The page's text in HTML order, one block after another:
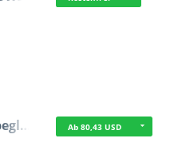
Ab 80,43 USD